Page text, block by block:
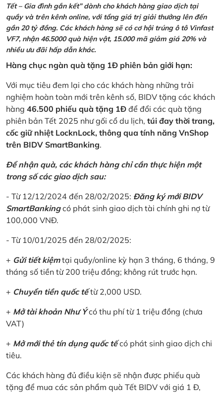
Tết – Gia đình gắn kết” dành cho khách hàng giao dịch tại
quầy và trên kênh online, với tổng giá trị giải thưởng lên đến
gần 20 tỷ đồng. Các khách hàng sẽ có cơ hội trúng ô tô Vinfast
VF7, nhận 46.5000 quà hiện vật, 15.000 mã giảm giá 20% và
nhiều ưu đãi hấp dẫn khác.
Hàng chục ngàn quà tặng 1Đ phiên bản giới hạn:
Với mục tiêu đem lại cho các khách hàng những trải
nghiệm hoàn toàn mới trên kênh số, BIDV tặng các khách
hàng 46.500 phiếu quà tặng 1Đ để đổi các quà tặng
phiên bản Tết 2025 như gối cổ du lịch, túi đay thời trang,
cốc giữ nhiệt LocknLock, thông qua tính năng VnShop
trên BIDV SmartBanking.
Để nhận quà, các khách hàng chỉ cần thực hiện một
trong số các giao dịch sau:
- Từ 12/12/2024 đến 28/02/2025: Đăng ký mới BIDV
SmartBankingcó phát sinh giao dịch tài chính ghi nợ từ
100,000 VNĐ.
- Từ 10/01/2025 đến 28/02/2025:
+ Gửi tiết kiệmtại quầy/online kỳ hạn 3 tháng, 6 tháng, 9
tháng số tiền từ 200 triệu đồng; không rút trước hạn.
+ Chuyển tiền quốc tếtừ 2,000 USD.
+ Mở tài khoản Như Ýcó thu phí từ 1 triệu đồng (chưa
VAT)
+ Mở mới thẻ tín dụng quốc tếcó phát sinh giao dịch chi
tiêu.
Các khách hàng đủ điều kiện sẽ nhận được phiếu quà
tặng để mua các sản phẩm quà Tết BIDV với giá 1 Đ,